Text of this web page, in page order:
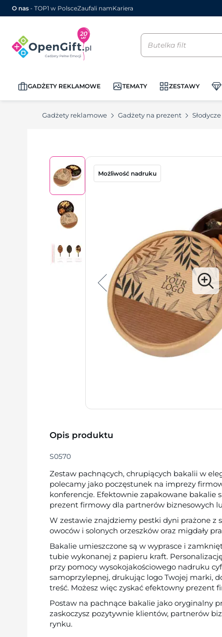
O nas - TOP1 w PolsceZaufali namKariera
GADŻETY REKLAMOWE TEMATY ZESTAWY
Gadżety reklamowe Gadżety na prezent
Możliwość nadruku
Opis produktu
S0570
Zestaw pachnących, chrupiących bakalii w
polecamy jako poczęstunek na imprezy
konferencje. Efektownie zapakowane bakalie
prezent firmowy dla partnerów biznesowych
W zestawie znajdziemy pestki dyni prażone z
owoców i solonych orzeszków oraz migdały
Bakalie umieszczone są w wyprasce i
tubie wykonanej z papieru kraft.
przy pomocy wysokojakościowego nadruku
samoprzylepnej, drukując logo Twojej marki,
treść. Możesz więc zyskać efektowny prezent
Postaw na pachnące bakalie jako oryginalny
zaskoczysz pozytywnie klientów, partnerów
rynku.